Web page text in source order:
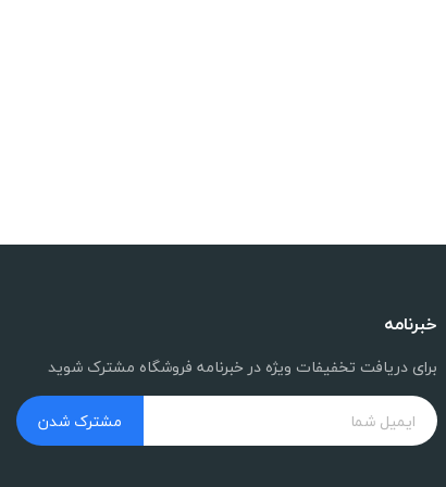
خبرنامه
برای دریافت تخفیفات ویژه در خبرنامه فروشگاه مشترک شوید
مشترک شدن